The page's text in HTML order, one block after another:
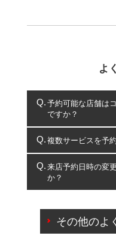
よ
予約可能な店舗は
ですか？
コクピット・タイ
複数サービスを予
複数サービスのご
一部の商品・サービス
出来ないものもござい
来店予約日時の変
か？
ご来店予約日の3営
の日時変更につき
その他のよ